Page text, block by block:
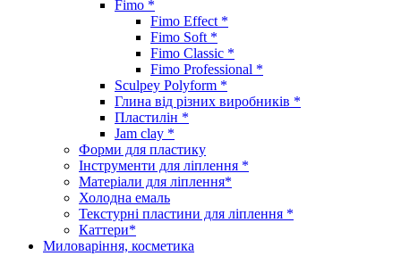
Fimo *
Fimo Effect *
Fimo Soft *
Fimo Classic *
Fimo Professional *
Sculpey Polyform *
Глина від різних виробників *
Пластилін *
Jam clay *
Форми для пластику
Інструменти для ліплення *
Матеріали для ліплення*
Холодна емаль
Текстурні пластини для ліплення *
Каттери*
Миловаріння, косметика